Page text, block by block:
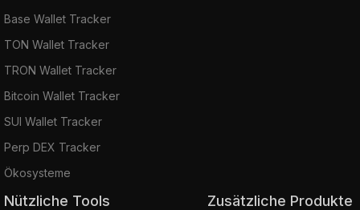
Base Wallet Tracker
TON Wallet Tracker
TRON Wallet Tracker
Bitcoin Wallet Tracker
SUI Wallet Tracker
Perp DEX Tracker
Ökosysteme
Nützliche Tools Zusätzliche Produkte